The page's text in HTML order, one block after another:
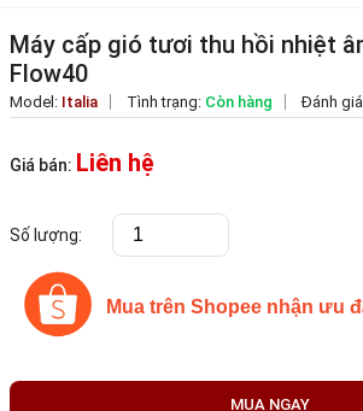
Máy cấp gió tươi thu hồi nhiệt
Flow40
Model: Italia Tình trạng: Còn hàng Đánh
Giá bán: Liên hệ
Số lượng:
Mua trên Shopee nhận ưu
MUA NGAY